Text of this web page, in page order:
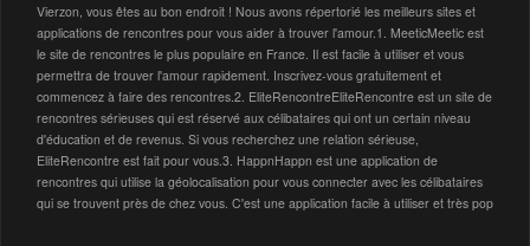
Vierzon, vous êtes au bon endroit ! Nous avons répertorié les meilleurs sites et
applications de rencontres pour vous aider à trouver l'amour.1. MeeticMeetic est
le site de rencontres le plus populaire en France. Il est facile à utiliser et vous
permettra de trouver l'amour rapidement. Inscrivez-vous gratuitement et
commencez à faire des rencontres.2. EliteRencontreEliteRencontre est un site de
rencontres sérieuses qui est réservé aux célibataires qui ont un certain niveau
d'éducation et de revenus. Si vous recherchez une relation sérieuse,
EliteRencontre est fait pour vous.3. HappnHappn est une application de
rencontres qui utilise la géolocalisation pour vous connecter avec les célibataires
qui se trouvent près de chez vous. C'est une application facile à utiliser et très pop